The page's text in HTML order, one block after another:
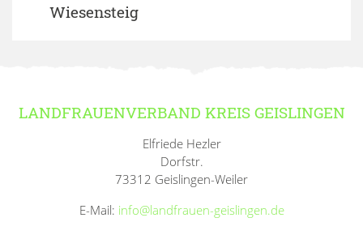
Wiesensteig
LANDFRAUENVERBAND KREIS GEISLINGEN
Elfriede Hezler
Dorfstr.
73312 Geislingen-Weiler
E-Mail: info@landfrauen-geislingen.de